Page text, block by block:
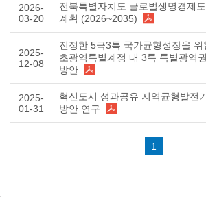
2026-
03-20
전북특별자치도 글로벌생명경제
계획 (2026~2035)
2025-
12-08
진정한 5극3특 국가균형성장을 위
초광역특별계정 내 3특 특별광역
방안
2025-
01-31
혁신도시 성과공유 지역균형발전
방안 연구
1